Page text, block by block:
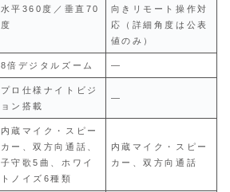
水平360度／垂直70
度
向きリモート操作対
応（詳細角度は公表
値のみ）
8倍デジタルズーム ―
プロ仕様ナイトビジ
ョン搭載
―
内蔵マイク・スピー
カー、双方向通話、
子守歌5曲、ホワイ
トノイズ6種類
内蔵マイク・スピー
カー、双方向通話